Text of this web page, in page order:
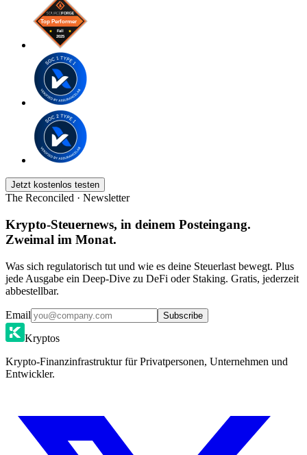
Jetzt kostenlos testen
The Reconciled · Newsletter
Krypto-Steuernews, in deinem Posteingang.
Zweimal im Monat.
Was sich regulatorisch tut und wie es deine Steuerlast bewegt. Plus
jede Ausgabe ein Deep-Dive zu DeFi oder Staking. Gratis, jederzeit
abbestellbar.
Email Subscribe
Kryptos
Krypto-Finanzinfrastruktur für Privatpersonen, Unternehmen und
Entwickler.